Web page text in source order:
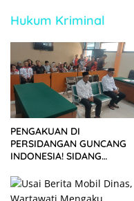
Hukum Kriminal
PENGAKUAN DI
PERSIDANGAN GUNCANG
INDONESIA! SIDANG
KELUARGA KORBAN
MENGAMUK DI PN MALANG